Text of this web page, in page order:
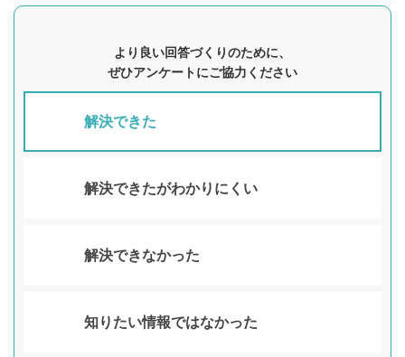
より良い回答づくりのために、
ぜひアンケートにご協力ください
解決できた
解決できたがわかりにくい
解決できなかった
知りたい情報ではなかった